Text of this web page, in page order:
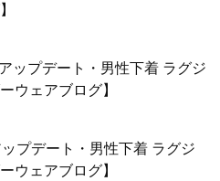
ップデート・男性下着 ラグジ
ウェアブログ】
ップデート・男性下着 ラグジ
ウェアブログ】